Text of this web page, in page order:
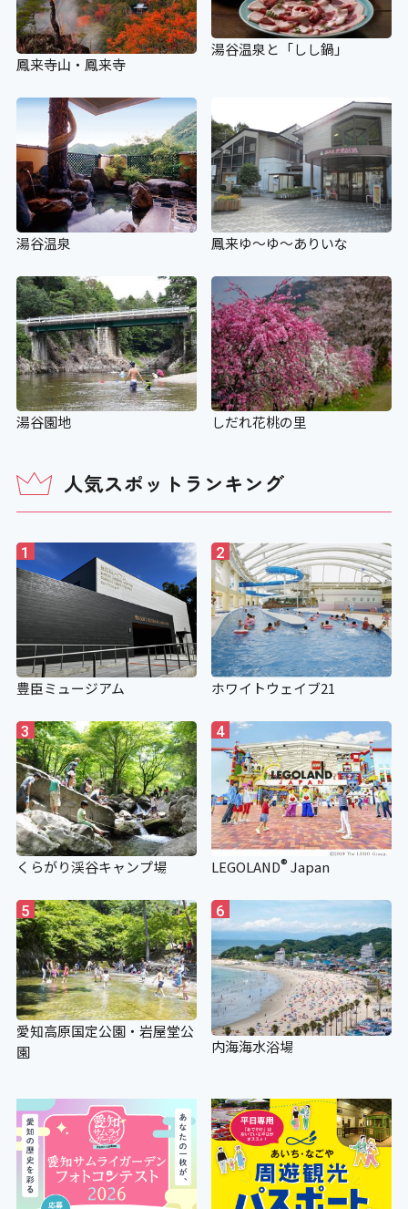
鳳来寺山・鳳来寺
湯谷温泉と「しし鍋」
湯谷温泉 鳳来ゆ～ゆ～ありいな
湯谷園地 しだれ花桃の里
人気スポットランキング
1
豊臣ミュージアム
2
ホワイトウェイブ21
3
くらがり渓谷キャンプ場
4
LEGOLAND®Japan
5
愛知高原国定公園・岩屋堂公
園
6
内海海水浴場